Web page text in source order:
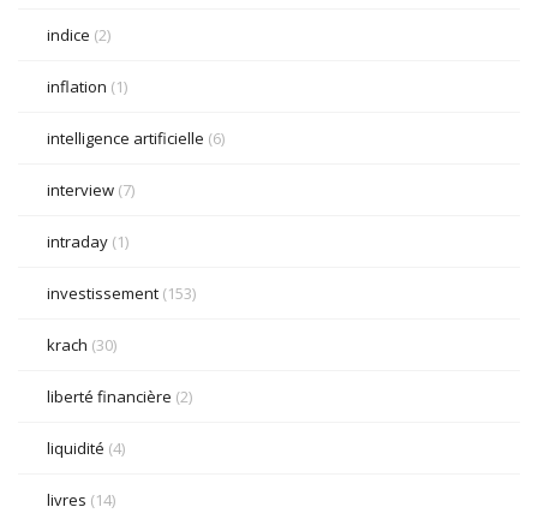
indice (2)
inflation (1)
intelligence artificielle (6)
interview (7)
intraday (1)
investissement (153)
krach (30)
liberté financière (2)
liquidité (4)
livres (14)